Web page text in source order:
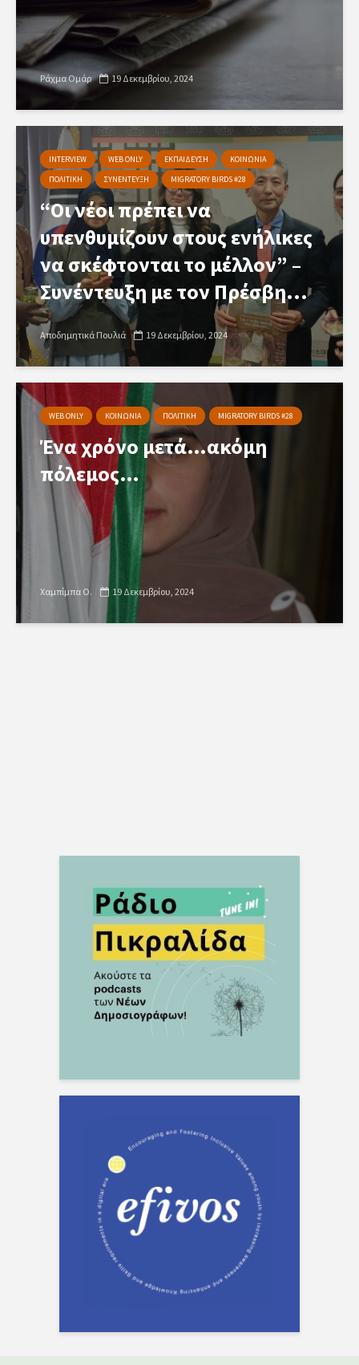
Ράχμα Ομάρ 19 Δεκεμβρίου, 2024
INTERVIEW WEB ONLY ΕΚΠΑΙΔΕΥΣΗ
ΚΟΙΝΩΝΙΑ
ΠΟΛΙΤΙΚΗ
ΣΥΝΕΝΤΕΥΞΗ MIGRATORY BIRDS #28
“Οι νέοι πρέπει να
υπενθυμίζουν στους ενήλικες
να σκέφτονται το μέλλον” –
Συνέντευξη με τον Πρέσβη...
Αποδημητικά Πουλιά 19 Δεκεμβρίου, 2024
WEB ONLY ΚΟΙΝΩΝΙΑ ΠΟΛΙΤΙΚΗ MIGRATORY BIRDS #28
Ένα χρόνο μετά…ακόμη
πόλεμος…
Χαμπίμπα Ο. 19 Δεκεμβρίου, 2024